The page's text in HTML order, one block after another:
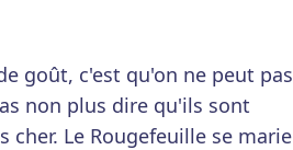
goût, c'est qu'on ne peut pas
non plus dire qu'ils sont
Le Rougefeuille se marie